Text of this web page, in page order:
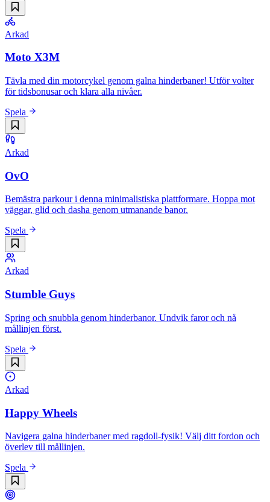
Arkad
Moto X3M
Tävla med din motorcykel genom galna hinderbaner! Utför volter
för tidsbonusar och klara alla nivåer.
Spela
Arkad
OvO
Bemästra parkour i denna minimalistiska plattformare. Hoppa mot
väggar, glid och dasha genom utmanande banor.
Spela
Arkad
Stumble Guys
Spring och snubbla genom hinderbanor. Undvik faror och nå
mållinjen först.
Spela
Arkad
Happy Wheels
Navigera galna hinderbaner med ragdoll-fysik! Välj ditt fordon och
överlev till mållinjen.
Spela